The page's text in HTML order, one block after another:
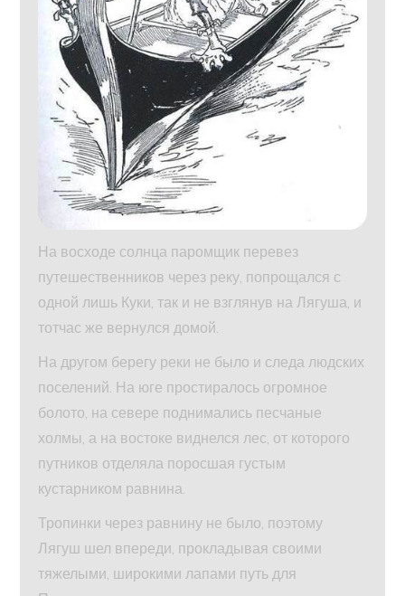
На восходе солнца паромщик перевез
путешественников через реку, попрощался с
одной лишь Куки, так и не взглянув на Лягуша, и
тотчас же вернулся домой.
На другом берегу реки не было и следа людских
поселений. На юге простиралось огромное
болото, на севере поднимались песчаные
холмы, а на востоке виднелся лес, от которого
путников отделяла поросшая густым
кустарником равнина.
Тропинки через равнину не было, поэтому
Лягуш шел впереди, прокладывая своими
тяжелыми, широкими лапами путь для